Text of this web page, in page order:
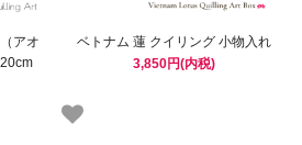
アオ
ベトナム 蓮 クイリング 小物入れ
3,850円(内税)